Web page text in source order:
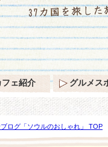
ログ「ソウルのおしゃれ」 TOP
フェ紹介 グルメス